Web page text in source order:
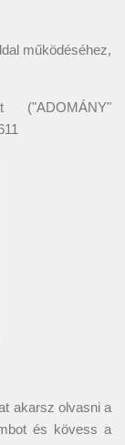
működéséhez,
("ADOMÁNY"
akarsz olvasni a
és kövess a